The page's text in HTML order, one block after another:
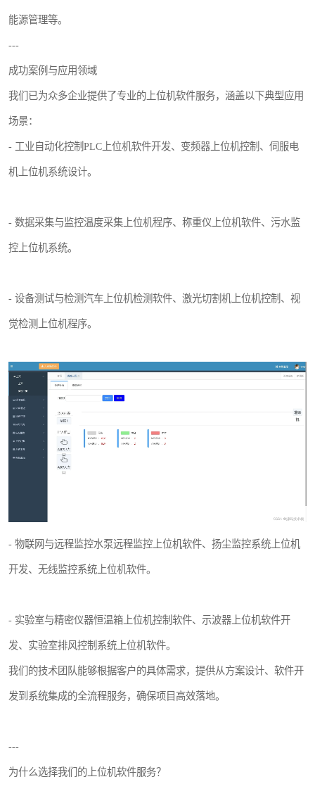
能源管理等。
---
成功案例与应用领域
我们已为众多企业提供了专业的上位机软件服务，涵盖以下典型应用
场景：
- 工业自动化控制PLC上位机软件开发、变频器上位机控制、伺服电
机上位机系统设计。
- 数据采集与监控温度采集上位机程序、称重仪上位机软件、污水监
控上位机系统。
- 设备测试与检测汽车上位机检测软件、激光切割机上位机控制、视
觉检测上位机程序。
- 物联网与远程监控水泵远程监控上位机软件、扬尘监控系统上位机
开发、无线监控系统上位机软件。
- 实验室与精密仪器恒温箱上位机控制软件、示波器上位机软件开
发、实验室排风控制系统上位机软件。
我们的技术团队能够根据客户的具体需求，提供从方案设计、软件开
发到系统集成的全流程服务，确保项目高效落地。
---
为什么选择我们的上位机软件服务？